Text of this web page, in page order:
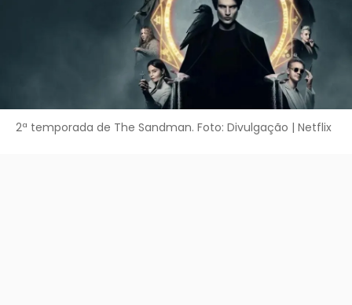
2ª temporada de The Sandman. Foto: Divulgação | Netflix